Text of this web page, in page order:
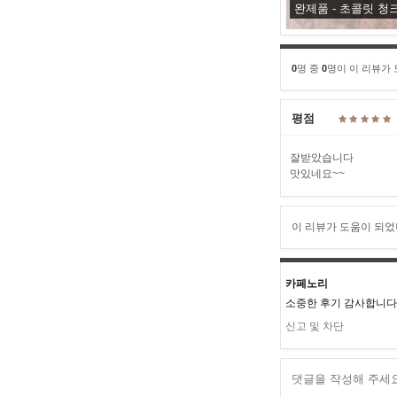
완제품 - 초콜릿 청
0명 중 0명이 이 리뷰가
평점
잘받았습니다
맛있네요~~
이 리뷰가 도움이 되
카페노리
소중한 후기 감사합니
신고 및 차단